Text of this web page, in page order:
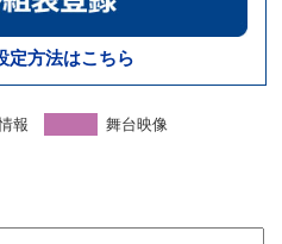
定方法はこちら
報
舞台映像